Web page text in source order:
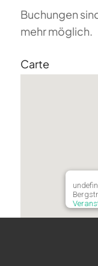
Buchungen
mehr möglich.
Carte